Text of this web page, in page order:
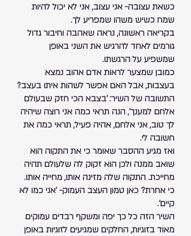
כשאת עצובה- אני עצוב, אני לא יכול להיות
שמח כשיש משהו שמפריע לך.
בקריאה ראשונה, נראה שאהבה וחיבור גדול
גורמים לאחד להרגיש את השני באופן
שמשפיע על הרגשתו.
כמובן שמצער לראות אדם אהוב נמצא
בעצבות, אבל האם אפשר לשהות איתו בעצב?
התשובה של השיר: 'בצבא הכי חזק שבעולם
אלחם למענך', הנה תראי כמה אני רוצה שיהיה
לך טוב, אני אלחם, אהיה פעיל, תראי כמה את
חשובה לי.
ואז מגיע ההסבר שאומר כי את התקוה הוא
שואב ממנה ולכן הוא זקוק לה שלעולם תהיה
מחייכת. התקוה שלה מזינה אותו, מחייה אותו.
כי אחרת? כאן טמון העצב העמוק- 'אני כמו לא
קיים'.
השיר הזה כל כך יפה ומשקף רבדים עמוקים
מאוד בזוגיות, החלקים שמגיעים לזוגיות באופן